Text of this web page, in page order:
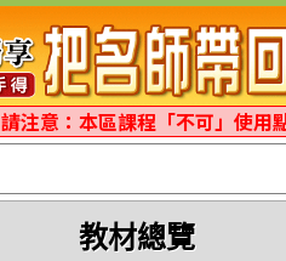
請注意：本區課程「不可」使用
教材總覽